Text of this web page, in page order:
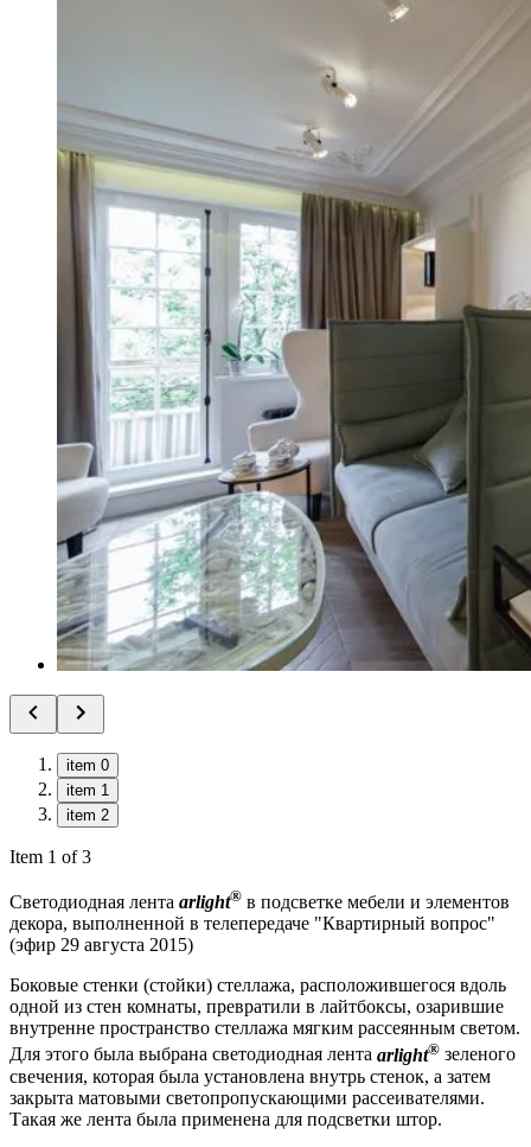
item 0
item 1
item 2
Item 1 of 3
Светодиодная лента arlight® в подсветке мебели и элементов
декора, выполненной в телепередаче "Квартирный вопрос"
(эфир 29 августа 2015)
Боковые стенки (стойки) стеллажа, расположившегося вдоль
одной из стен комнаты, превратили в лайтбоксы, озарившие
внутренне пространство стеллажа мягким рассеянным светом.
Для этого была выбрана светодиодная лента arlight® зеленого
свечения, которая была установлена внутрь стенок, а затем
закрыта матовыми светопропускающими рассеивателями.
Такая же лента была применена для подсветки штор.